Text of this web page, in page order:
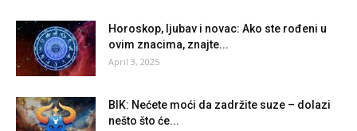
Horoskop, ljubav i novac: Ako ste rođeni u
ovim znacima, znajte...
April 3, 2025
BIK: Nećete moći da zadržite suze – dolazi
nešto što će...